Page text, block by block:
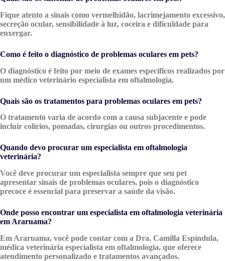
Fique atento a sinais como vermelhidão, lacrimejamento excessivo,
secreção ocular, sensibilidade à luz, coceira e dificuldade para
enxergar.
Como é feito o diagnóstico de problemas oculares em pets?
O diagnóstico é feito por meio de exames específicos realizados por
um médico veterinário especialista em oftalmologia.
Quais são os tratamentos para problemas oculares em pets?
O tratamento varia de acordo com a causa subjacente e pode
incluir colírios, pomadas, cirurgias ou outros procedimentos.
Quando devo procurar um especialista em oftalmologia
veterinária?
Você deve procurar um especialista sempre que seu pet
apresentar sinais de problemas oculares, pois o diagnóstico
precoce é essencial para preservar a saúde da visão.
Onde posso encontrar um especialista em oftalmologia veterinária
em Araruama?
Em Araruama, você pode contar com a Dra. Camilla Espíndula,
médica veterinária especialista em oftalmologia, que oferece
atendimento personalizado e tratamentos avançados.